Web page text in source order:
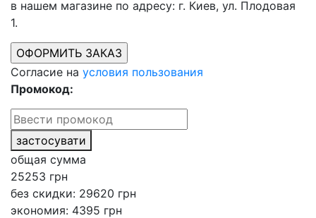
в нашем магазине по адресу: г. Киев, ул. Плодовая
1.
Согласие на условия пользования
Промокод:
застосувати
общая сумма
25253 грн
без скидки: 29620 грн
экономия: 4395 грн